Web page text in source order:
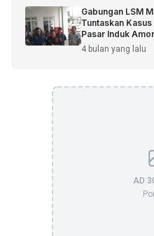
Gabungan LSM
Tuntaskan
Pasar Induk
4 bulan yang lalu
AD